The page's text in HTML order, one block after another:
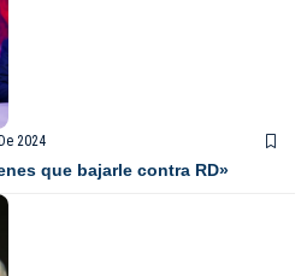
2024
que bajarle contra RD»